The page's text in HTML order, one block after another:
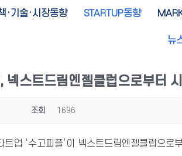
·기술·시장동향 STARTUP동향
뉴
넥스트드림엔젤클럽으로부터
조회 1696
업 ‘수고피플’이 넥스트드림엔젤클럽으로